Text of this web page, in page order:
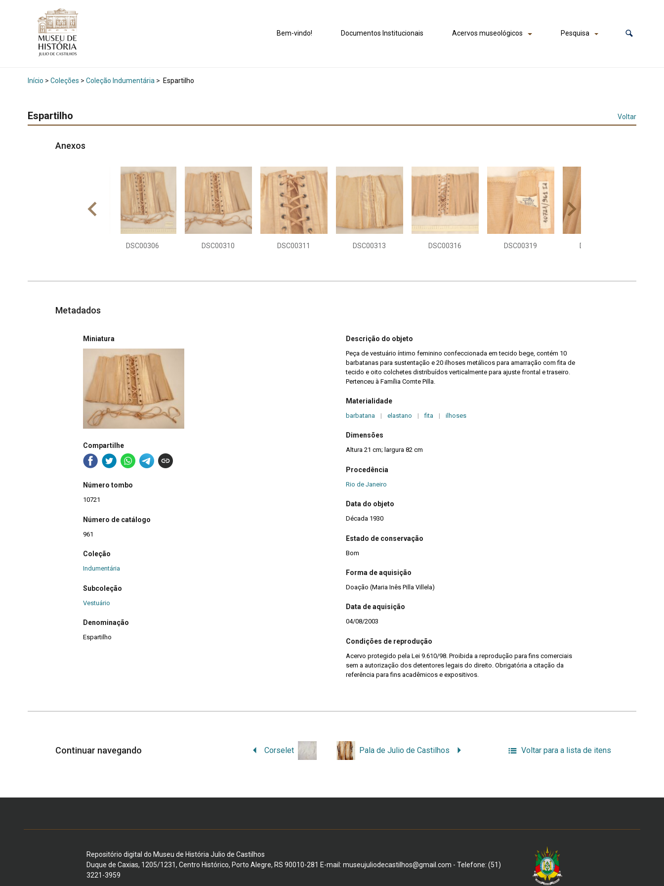
Bem-vindo! Documentos Institucionais Acervos museológicos Pesquisa
Início > Coleções > Coleção Indumentária > Espartilho
Espartilho Voltar
Anexos
DSC00306 DSC00310 DSC00311 DSC00313 DSC00316 DSC00319 DSC00321
Metadados
Miniatura
Compartilhe
Número tombo
10721
Número de catálogo
961
Coleção
Indumentária
Subcoleção
Vestuário
Denominação
Espartilho
Descrição do objeto
Peça de vestuário íntimo feminino confeccionada em tecido bege, contém 10
barbatanas para sustentação e 20 ilhoses metálicos para amarração com fita de
tecido e oito colchetes distribuídos verticalmente para ajuste frontal e traseiro.
Pertenceu à Família Comte Pilla.
Materialidade
barbatana | elastano | fita | ilhoses
Dimensões
Altura 21 cm; largura 82 cm
Procedência
Rio de Janeiro
Data do objeto
Década 1930
Estado de conservação
Bom
Forma de aquisição
Doação (Maria Inês Pilla Villela)
Data de aquisição
04/08/2003
Condições de reprodução
Acervo protegido pela Lei 9.610/98. Proibida a reprodução para fins comerciais
sem a autorização dos detentores legais do direito. Obrigatória a citação da
referência para fins acadêmicos e expositivos.
Continuar navegando Corselet Pala de Julio de Castilhos Voltar para a lista de itens
Repositório digital do Museu de História Julio de Castilhos
Duque de Caxias, 1205/1231, Centro Histórico, Porto Alegre, RS 90010-281 E-mail: museujuliodecastilhos@gmail.com - Telefone: (51)
3221-3959